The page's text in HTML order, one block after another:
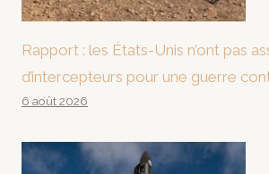
Rapport : les États-Unis n’ont pas
d’intercepteurs pour une guerre
6 août 2026